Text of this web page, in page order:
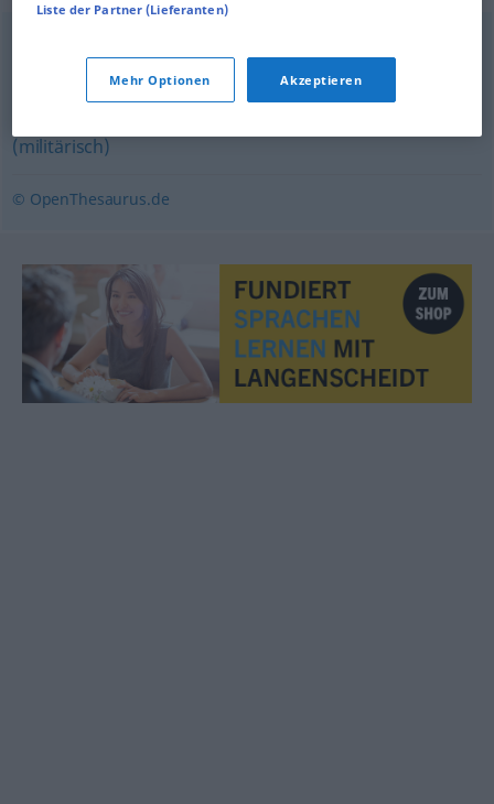
Gebot,Verfügung
(militärisch)
© OpenThesaurus.de
Liste der Partner (Lieferanten)
Mehr Optionen Akzeptieren